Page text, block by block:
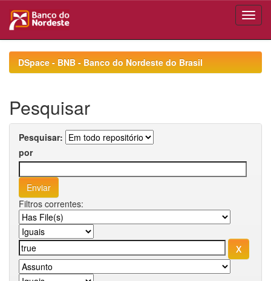
navigationDSpace - BNB - Banco do Nordeste do Brasil
Pesquisar
Pesquisar:
por
Filtros correntes: